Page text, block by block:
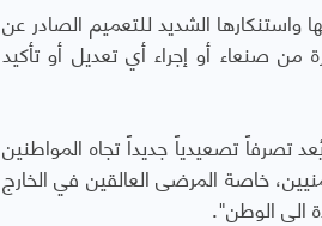
الشديد للتعميم الصادر عن
صنعاء أو إجراء أي تعديل أو تأكيد
تصرفاً تصعيدياً جديداً تجاه المواطنين
خاصة المرضى العالقين في الخارج
الى الوطن".